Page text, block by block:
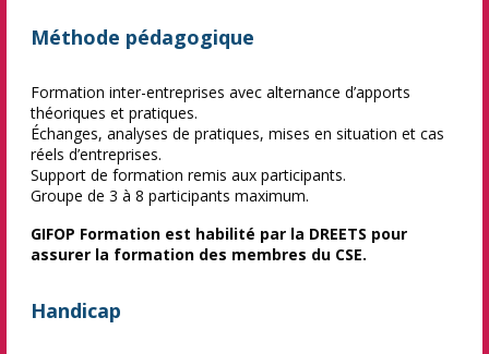
Méthode pédagogique
Formation inter-entreprises avec alternance d’apports
théoriques et pratiques.
Échanges, analyses de pratiques, mises en situation et cas
réels d’entreprises.
Support de formation remis aux participants.
Groupe de 3 à 8 participants maximum.
GIFOP Formation est habilité par la DREETS pour
assurer la formation des membres du CSE.
Handicap